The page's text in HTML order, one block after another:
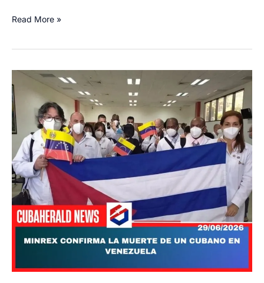
Avión
procedente
de
Miami
aterriza
en
Maiquetía
tras
recibir
una
negativa
inicial
Read More »